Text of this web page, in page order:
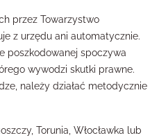
przez Towarzystwo
z urzędu ani automatycznie.
poszkodowanej spoczywa
wywodzi skutki prawne.
należy działać metodycznie
Torunia, Włocławka lub